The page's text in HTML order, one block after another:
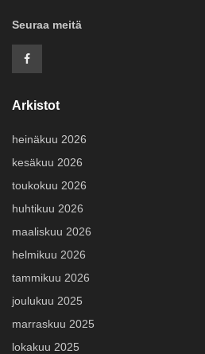
Seuraa meitä
Arkistot
heinäkuu 2026
kesäkuu 2026
toukokuu 2026
huhtikuu 2026
maaliskuu 2026
helmikuu 2026
tammikuu 2026
joulukuu 2025
marraskuu 2025
lokakuu 2025